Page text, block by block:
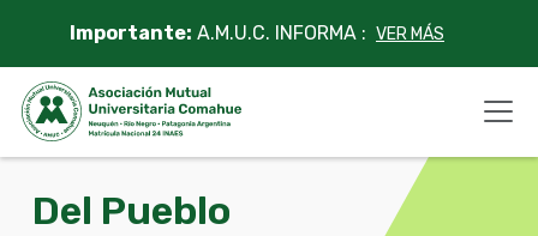
content
Importante: A.M.U.C. INFORMA : VER MÁS
Del Pueblo